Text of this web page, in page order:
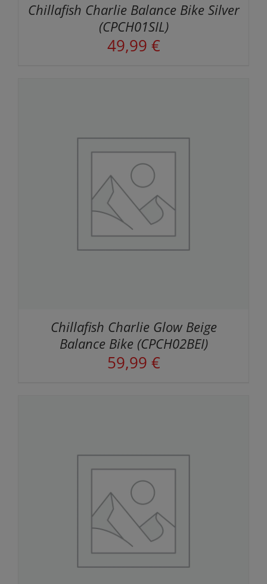
Chillafish Charlie Balance Bike Silver
(CPCH01SIL)
49,99 €
Chillafish Charlie Glow Beige
Balance Bike (CPCH02BEI)
59,99 €